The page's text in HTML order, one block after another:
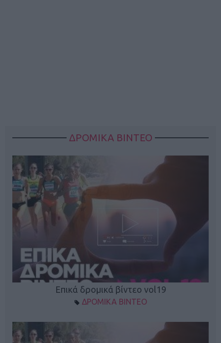
ΔΡΟΜΙΚΑ ΒΙΝΤΕΟ
Επικά δρομικά βίντεο vol19
ΔΡΟΜΙΚΑ ΒΙΝΤΕΟ